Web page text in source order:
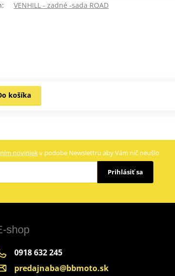
VENHILL - zadné -sada ROAD
košíka
noviniekv podobe Newslettru aby Vám nič neušlo
Prihlásiť sa
shop
0918 632 245
predajnaba@bbmoto.sk